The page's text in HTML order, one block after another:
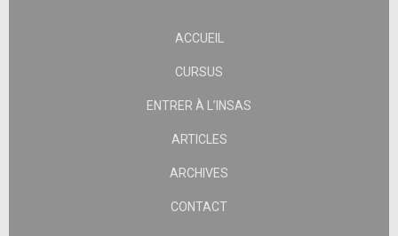
ACCUEIL
CURSUS
ENTRER À L’INSAS
ARTICLES
ARCHIVES
CONTACT